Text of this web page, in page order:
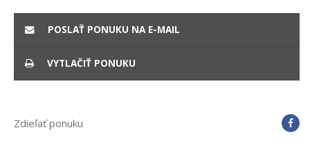
POSLAŤ PONUKU NA E-MAIL
VYTLAČIŤ PONUKU
Zdieľať ponuku